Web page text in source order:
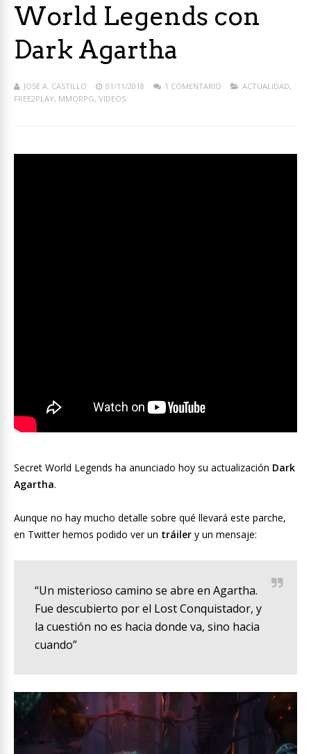
World Legends con
Dark Agartha
JOSE A. CASTILLO 01/11/2018 1 COMENTARIO ACTUALIDAD,
FREE2PLAY, MMORPG, VIDEOS
Secret World Legends ha anunciado hoy su actualización Dark
Agartha.
Aunque no hay mucho detalle sobre qué llevará este parche,
en Twitter hemos podido ver un tráiler y un mensaje:
“Un misterioso camino se abre en Agartha.
Fue descubierto por el Lost Conquistador, y
la cuestión no es hacia donde va, sino hacia
cuando”